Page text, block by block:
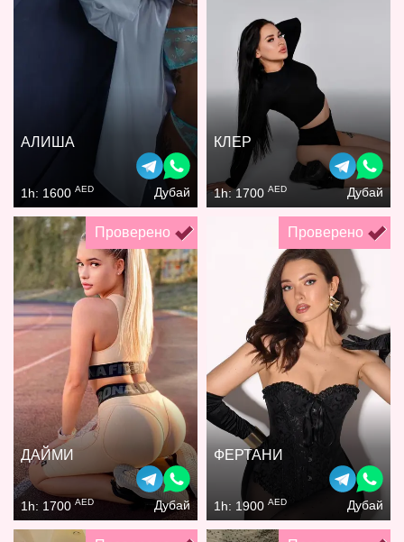
АЛИША
1h: 1600 AED Дубай
КЛЕР
1h: 1700 AED Дубай
Проверено
ДАЙМИ
1h: 1700 AED Дубай
Проверено
ФЕРТАНИ
1h: 1900 AED Дубай